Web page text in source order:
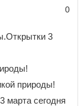
0
3
природы!
марта сегодня